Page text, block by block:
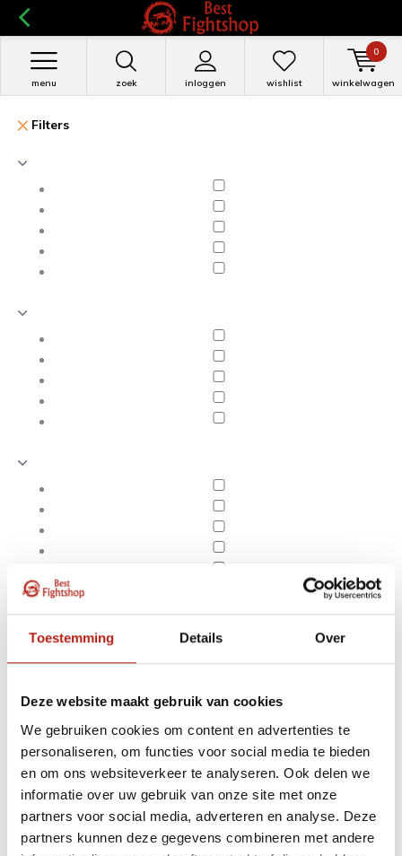
Toestemming Details Over
Deze website maakt gebruik van cookies
We gebruiken cookies om content en advertenties te
personaliseren, om functies voor social media te bieden
en om ons websiteverkeer te analyseren. Ook delen we
informatie over uw gebruik van onze site met onze
partners voor social media, adverteren en analyse. Deze
partners kunnen deze gegevens combineren met andere
zoek inloggen
menu wishlist winkelwagen
0
Filters
Apply filters
Producten getagd met
15m Battle Rope zwart
Producten